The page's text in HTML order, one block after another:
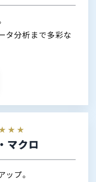
タ分析まで多彩な
マクロ
プ。